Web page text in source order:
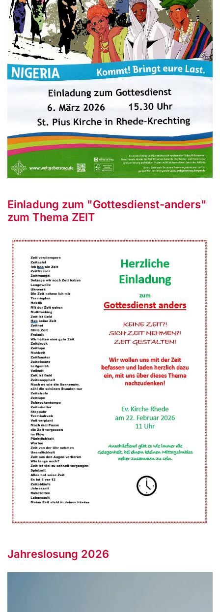
Einladung zum "Gottesdienst-anders"
zum Thema ZEIT
Jahreslosung 2026